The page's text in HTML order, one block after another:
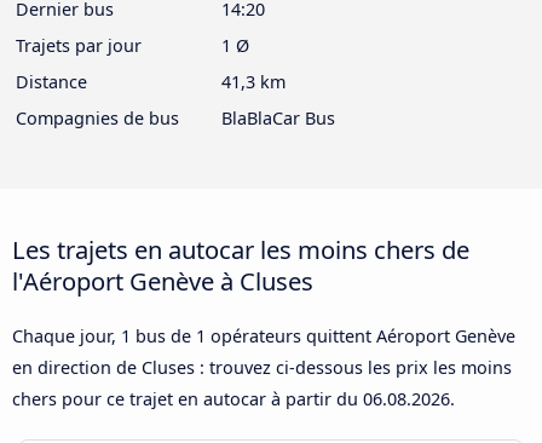
Dernier bus
14:20
Trajets par jour
1 Ø
Distance
41,3 km
Compagnies de bus
BlaBlaCar Bus
Les trajets en autocar les moins chers de
l'Aéroport Genève à Cluses
Chaque jour, 1 bus de 1 opérateurs quittent Aéroport Genève
en direction de Cluses : trouvez ci-dessous les prix les moins
chers pour ce trajet en autocar à partir du 06.08.2026.